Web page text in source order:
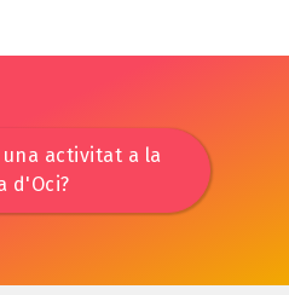
activitat a la
d'Oci?